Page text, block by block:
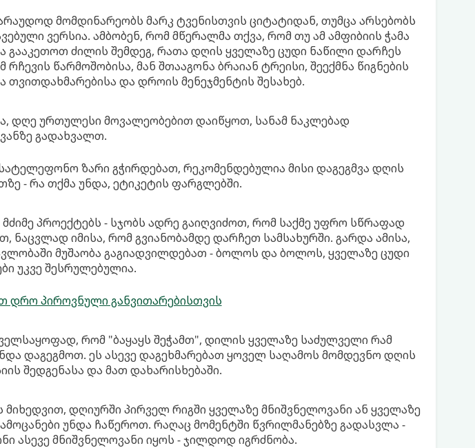
მომდინარეობს მარკ ტვენისთვის ციტატიდან, თუმცა არსებობს
ვერსია. ამბობენ, რომ მწერალმა თქვა, რომ თუ ამ ამფიბიის ჭამა
გააკეთოთ ძილის შემდეგ, რათა დღის ყველაზე ცუდი ნაწილი დარჩეს
რჩევის წარმოშობისა, მან შთააგონა ბრაიან ტრეისი, შეექმნა წიგნების
და დროის მენეჯმენტის შესახებ.
დღე ურთულესი მოვალეობებით დაიწყოთ, სანამ ნაკლებად
გადახვალთ.
ზარი გჭირდებათ, რეკომენდებულია მისი დაგეგმვა დღის
- რა თქმა უნდა, ეტიკეტის ფარგლებში.
მძიმე პროექტებს - სჯობს ადრე გაიღვიძოთ, რომ საქმე უფრო სწრაფად
ნაცვლად იმისა, რომ გვიანობამდე დარჩეთ სამსახურში. გარდა ამისა,
მუშაობა გაგიადვილდებათ - ბოლოს და ბოლოს, ყველაზე ცუდი
უკვე შესრულებულია.
დრო პიროვნული განვითარებისთვის
რომ "ბაყაყს შეჭამთ", დილის ყველაზე საძულველი რამ
დაგეგმოთ. ეს ასევე დაგეხმარებათ ყოველ საღამოს მომდევნო დღის
შედგენასა და მათ დახარისხებაში.
მიხედვით, დღიურში პირველ რიგში ყველაზე მნიშვნელოვანი ან ყველაზე
უნდა ჩაწეროთ. რაღაც მომენტში წვრილმანებზე გადასვლა -
ასევე მნიშვნელოვანი იყოს - ჯილდოდ იგრძნობა.